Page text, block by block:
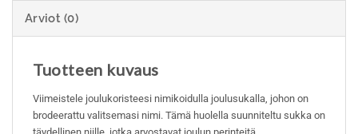
Arviot (0)
Tuotteen kuvaus
Viimeistele joulukoristeesi nimikoidulla joulusukalla, johon on
brodeerattu valitsemasi nimi. Tämä huolella suunniteltu sukka on